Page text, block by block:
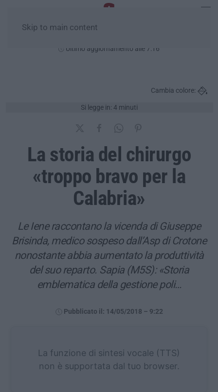
Skip to main content
Ultimo aggiornamento alle 7:16
Si legge in: 4 minuti
Cambia colore:
La storia del chirurgo
«troppo bravo per la
Calabria»
Le Iene raccontano la vicenda di Giuseppe
Brisinda, medico sospeso dall’Asp di Crotone
nonostante abbia aumentato la produttività
del suo reparto. Sapia (M5S): «Storia
emblematica della gestione poli…
Pubblicato il: 14/05/2018 – 9:22
La funzione di sintesi vocale (TTS)
non è supportata dal tuo browser.